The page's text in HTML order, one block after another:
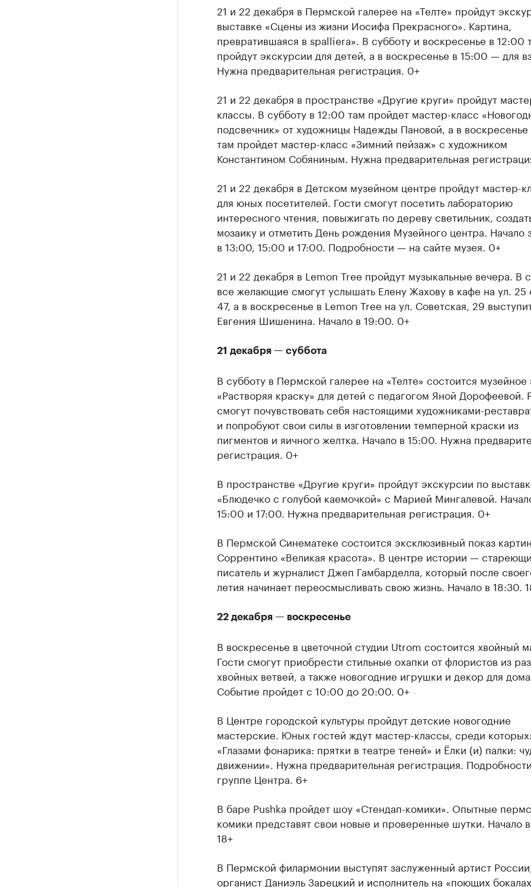
Крупные организации в нефтегазовой
Найдите и проверьте данные в каталоге
21 и 22 декабря в Пермской галерее на «Телте» пройдут
выставке «Сцены из жизни Иосифа Прекрасного». Картина,
превратившаяся в spalliera». В субботу и воскресенье в 12:00
пройдут экскурсии для детей, а в воскресенье в 15:00 — для
Нужна предварительная регистрация. 0+
21 и 22 декабря в пространстве «Другие круги» пройдут
классы. В субботу в 12:00 там пройдет мастер-класс
подсвечник» от художницы Надежды Пановой, а в
там пройдет мастер-класс «Зимний пейзаж» с художником
Константином Собяниным. Нужна предварительная
21 и 22 декабря в Детском музейном центре пройдут мастер-
для юных посетителей. Гости смогут посетить лабораторию
интересного чтения, повыжигать по дереву светильник,
мозаику и отметить День рождения Музейного центра. Начало
в 13:00, 15:00 и 17:00. Подробности — на сайте музея. 0+
21 и 22 декабря в Lemon Tree пройдут музыкальные вечера. В
все желающие смогут услышать Елену Жахову в кафе на ул. 25
47, а в воскресенье в Lemon Tree на ул. Советская, 29
Евгения Шишенина. Начало в 19:00. 0+
21 декабря — суббота
В субботу в Пермской галерее на «Телте» состоится музейное
«Растворяя краску» для детей с педагогом Яной Дорофеевой.
смогут почувствовать себя настоящими художниками-
и попробуют свои силы в изготовлении темперной краски из
пигментов и яичного желтка. Начало в 15:00. Нужна
регистрация. 0+
В пространстве «Другие круги» пройдут экскурсии по
«Блюдечко с голубой каемочкой» с Марией Мингалевой.
15:00 и 17:00. Нужна предварительная регистрация. 0+
В Пермской Синематеке состоится эксклюзивный показ
Соррентино «Великая красота». В центре истории —
писатель и журналист Джеп Гамбарделла, который после
летия начинает переосмысливать свою жизнь. Начало в 18:30.
22 декабря — воскресенье
В воскресенье в цветочной студии Utrom состоится хвойный
Гости смогут приобрести стильные охапки от флористов из
хвойных ветвей, а также новогодние игрушки и декор для дома.
Событие пройдет с 10:00 до 20:00. 0+
В Центре городской культуры пройдут детские новогодние
мастерские. Юных гостей ждут мастер-классы, среди которых:
«Глазами фонарика: прятки в театре теней» и Ёлки (и) палки:
движении». Нужна предварительная регистрация.
группе Центра. 6+
В баре Pushka пройдет шоу «Стендап-комики». Опытные
комики представят свои новые и проверенные шутки. Начало в
18+
В Пермской филармонии выступят заслуженный артист России,
органист Даниэль Зарецкий и исполнитель на «поющих